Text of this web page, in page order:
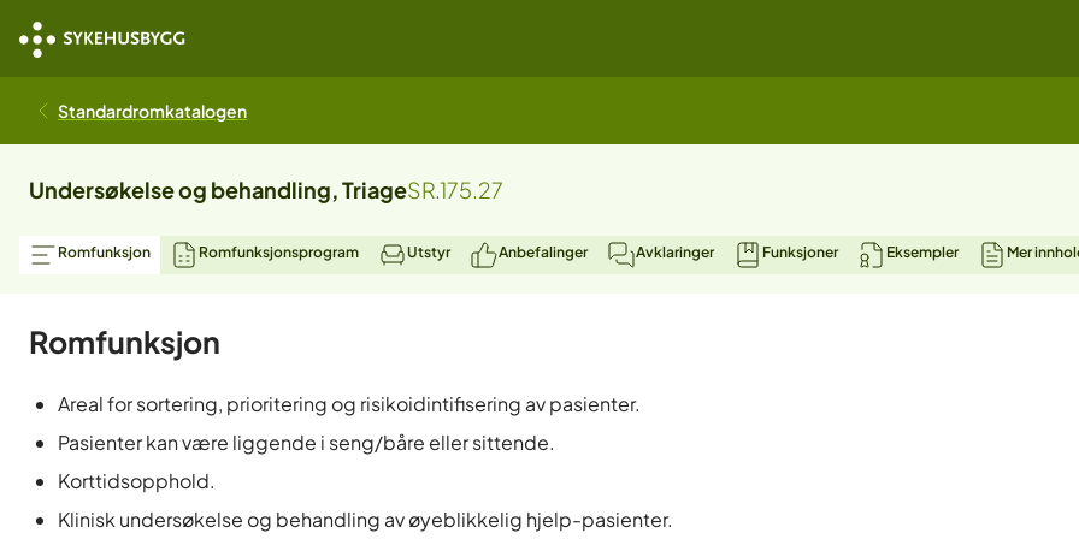
Standardromkatalogen
Undersøkelse og behandling, TriageSR.175.27
Romfunksjon Romfunksjonsprogram Utstyr Anbefalinger Avklaringer Funksjoner Eksempler Mer
Romfunksjon
Areal for sortering, prioritering og risikoidintifisering av pasienter.
Pasienter kan være liggende i seng/båre eller sittende.
Korttidsopphold.
Klinisk undersøkelse og behandling av øyeblikkelig hjelp-pasienter.